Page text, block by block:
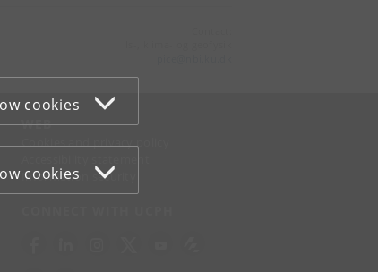
cookies
cookies
WEB
Cookies and privacy policy
Information security